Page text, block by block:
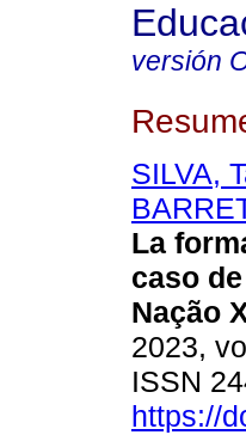
versión
SILVA,
La
caso
Nação
2023,
ISSN
https://